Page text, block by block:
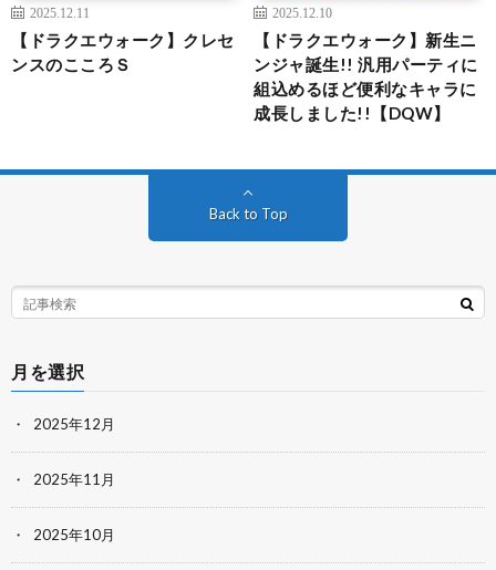
2025.12.11
【ドラクエウォーク】クレセ
ンスのこころＳ
2025.12.10
【ドラクエウォーク】新生ニ
ンジャ誕生!! 汎用パーティに
組込めるほど便利なキャラに
成長しました!!【DQW】
Back to Top
月を選択
2025年12月
2025年11月
2025年10月